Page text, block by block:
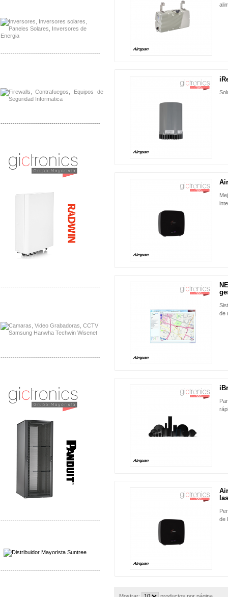
-------------------------------------------------
-------------------------------------------------
-------------------------------------------------
-------------------------------------------------
-------------------------------------------------
-------------------------------------------------
NUEVO
NUEVO
NUEVO
de
NUEVO
NUEVO
de